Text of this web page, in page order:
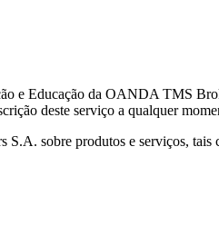
e Educação da OANDA TMS
deste serviço a qualquer
sobre produtos e serviços, tais